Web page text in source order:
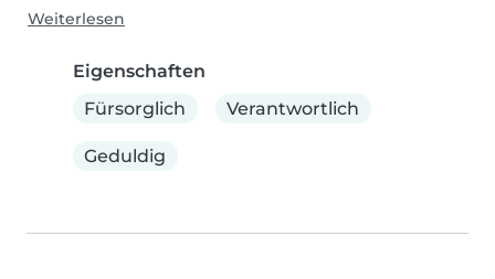
Weiterlesen
Eigenschaften
Fürsorglich
Verantwortlich
Geduldig